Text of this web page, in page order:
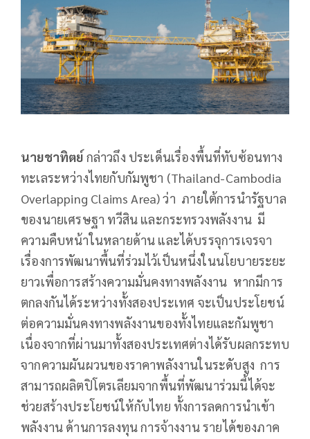
นายชาทิตย์ กล่าวถึง ประเด็นเรื่องพื้นที่ทับซ้อนทาง
ทะเลระหว่างไทยกับกัมพูชา (Thailand-Cambodia
Overlapping Claims Area) ว่า ภายใต้การนำรัฐบาล
ของนายเศรษฐา ทวีสิน และกระทรวงพลังงาน มี
ความคืบหน้าในหลายด้าน และได้บรรจุการเจรจา
เรื่องการพัฒนาพื้นที่ร่วมไว้เป็นหนึ่งในนโยบายระยะ
ยาวเพื่อการสร้างความมั่นคงทางพลังงาน หากมีการ
ตกลงกันได้ระหว่างทั้งสองประเทศ จะเป็นประโยชน์
ต่อความมั่นคงทางพลังงานของทั้งไทยและกัมพูชา
เนื่องจากที่ผ่านมาทั้งสองประเทศต่างได้รับผลกระทบ
จากความผันผวนของราคาพลังงานในระดับสูง การ
สามารถผลิตปิโตรเลียมจากพื้นที่พัฒนาร่วมนี้ได้จะ
ช่วยสร้างประโยชน์ให้กับไทย ทั้งการลดการนำเข้า
พลังงาน ด้านการลงทุน การจ้างงาน รายได้ของภาค